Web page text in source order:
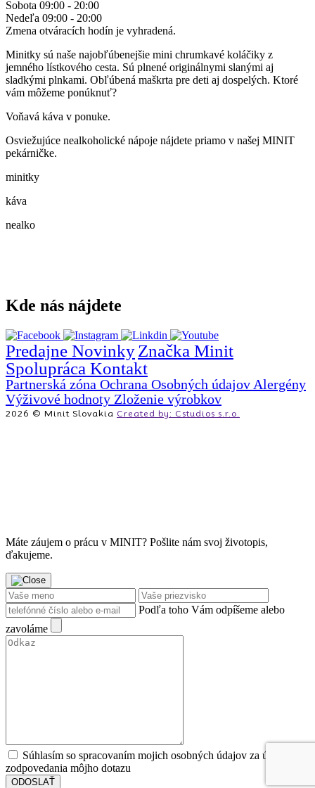
Sobota 09:00 - 20:00
Nedeľa 09:00 - 20:00
Zmena otváracích hodín je vyhradená.
Minitky sú naše najobľúbenejšie mini chrumkavé koláčiky z
jemného lístkového cesta. Sú plnené originálnymi slanými aj
sladkými plnkami. Obľúbená maškrta pre deti aj dospelých. Ktoré
vám môžeme ponúknuť?
Voňavá káva v ponuke.
Osviežujúce nealkoholické nápoje nájdete priamo v našej MINIT
pekárničke.
minitky
káva
nealko
Kde nás nájdete
Predajne NovinkyZnačka Minit
Spolupráca Kontakt
Partnerská zóna Ochrana Osobných údajov Alergény
Výživové hodnoty Zloženie výrobkov
2026 © Minit Slovakia Created by: Cstudios s.r.o.
Máte záujem o prácu v MINIT? Pošlite nám svoj životopis,
ďakujeme.
Podľa toho Vám odpíšeme alebo
zavoláme
Súhlasím so spracovaním mojich osobných údajov za účeľom
zodpovedania môjho dotazu
ODOSLAŤ